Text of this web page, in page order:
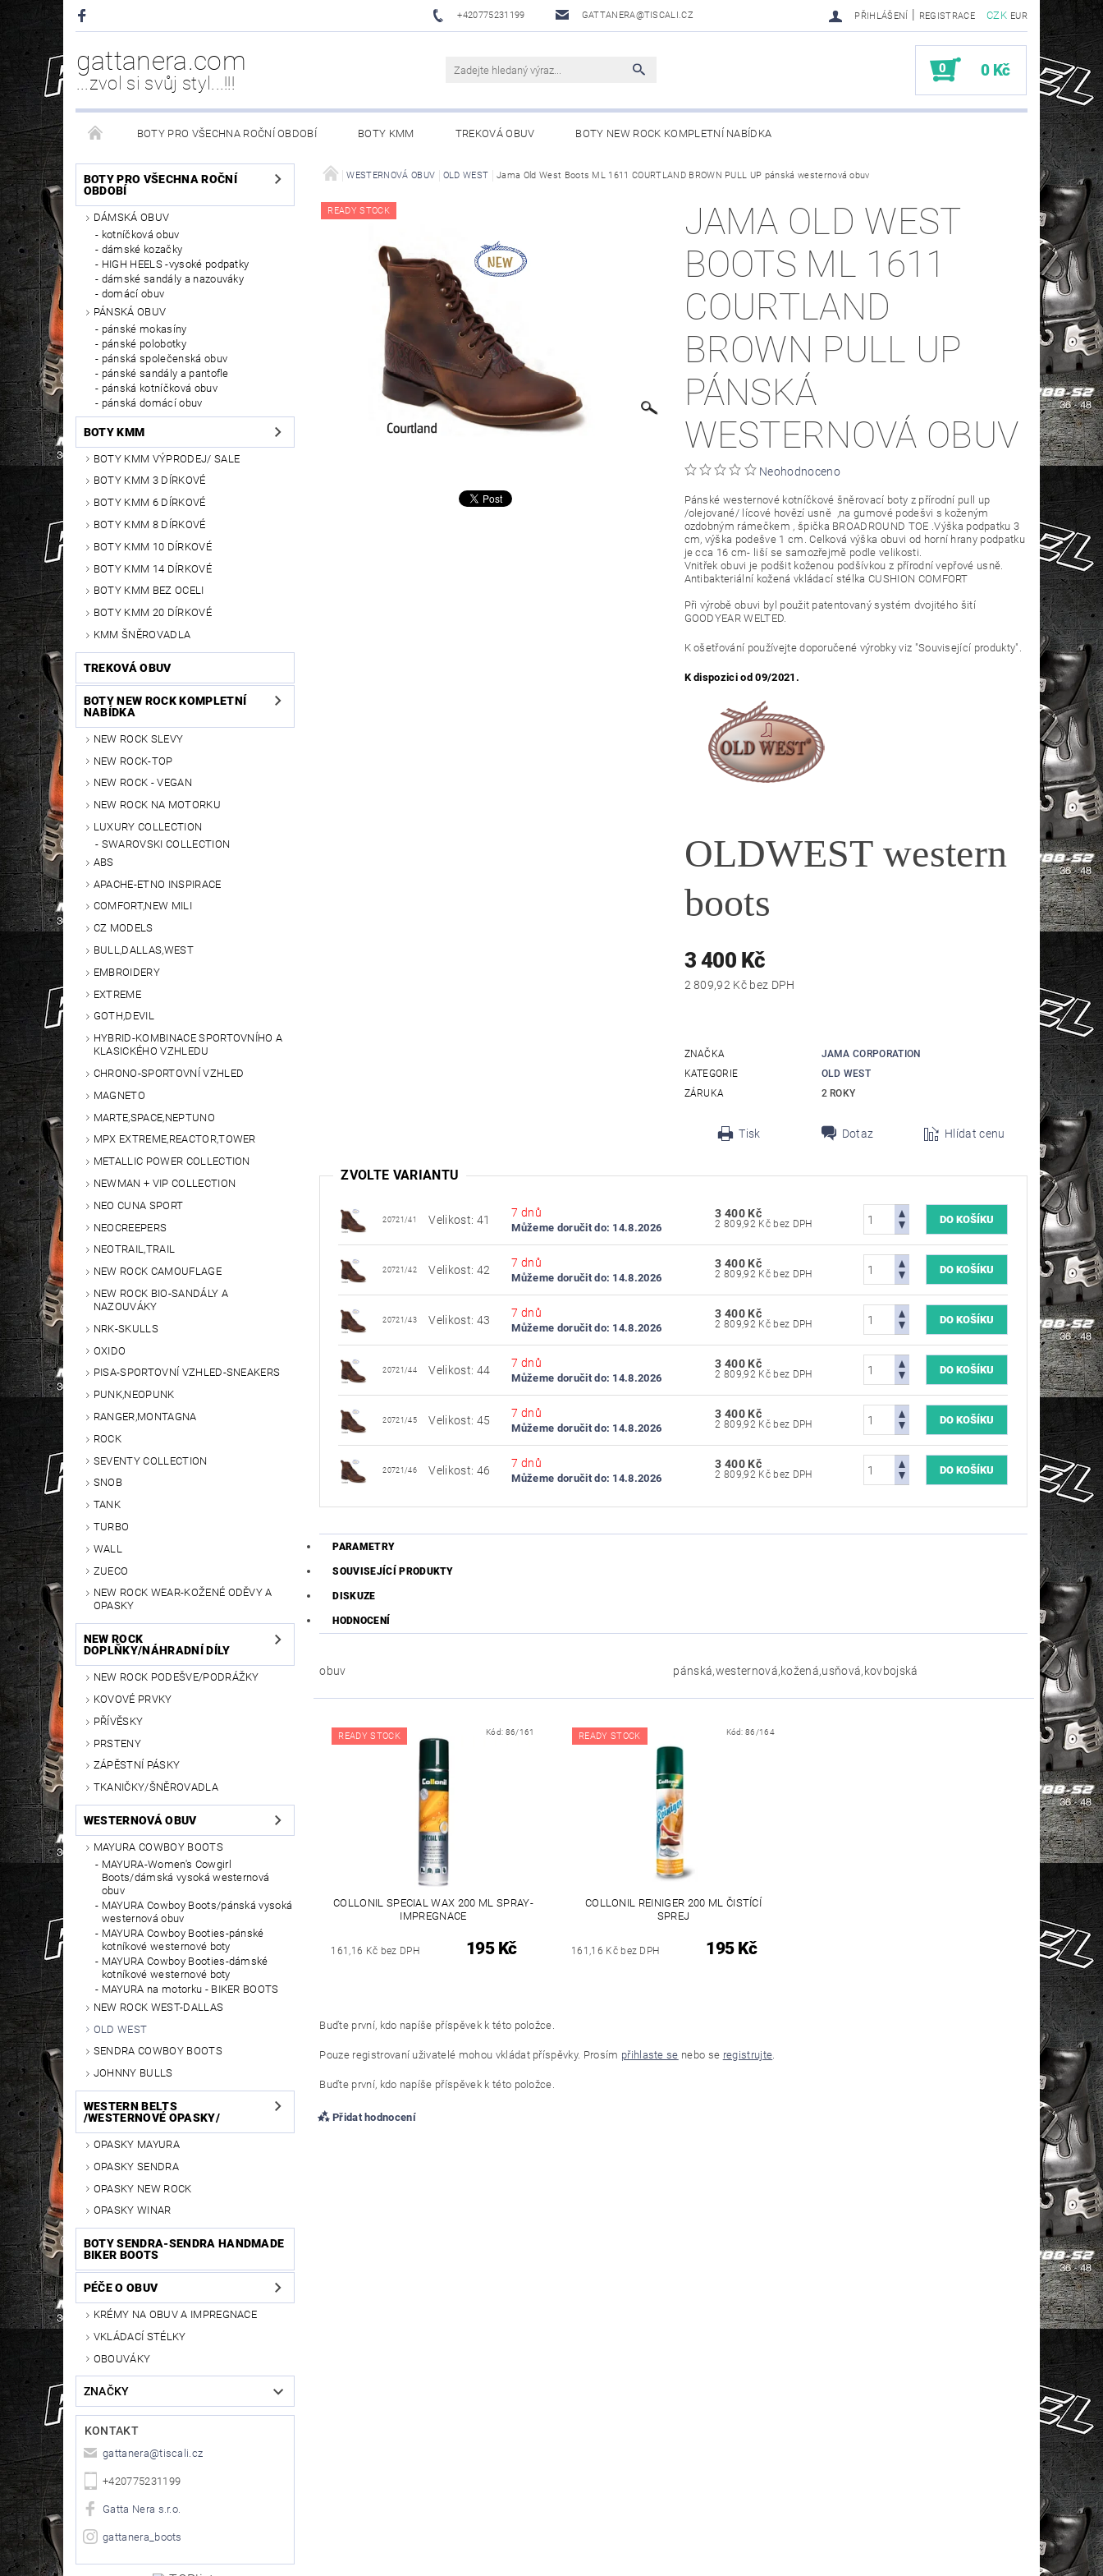
+420775231199 GATTANERA@TISCALI.CZ CZK EUR
PŘIHLÁŠENÍ | REGISTRACE
gattanera.com
...zvol si svůj styl...!!!
0 0 Kč
BOTY PRO VŠECHNA ROČNÍ OBDOBÍ BOTY KMM TREKOVÁ OBUV BOTY NEW ROCK KOMPLETNÍ NABÍDKA
NEW ROCK DOPLŇKY/NÁHRADNÍ DÍLY WESTERNOVÁ OBUV WESTERN BELTS /WESTERNOVÉ OPASKY/ BOTY SENDRA-SENDRA HANDMADE BIKER BOOTS
PÉČE O OBUV
BOTY PRO VŠECHNA ROČNÍ
OBDOBÍ
DÁMSKÁ OBUV
kotníčková obuv
dámské kozačky
HIGH HEELS -vysoké podpatky
dámské sandály a nazouváky
domácí obuv
PÁNSKÁ OBUV
pánské mokasíny
pánské polobotky
pánská společenská obuv
pánské sandály a pantofle
pánská kotníčková obuv
pánská domácí obuv
BOTY KMM
BOTY KMM VÝPRODEJ/ SALE
BOTY KMM 3 DÍRKOVÉ
BOTY KMM 6 DÍRKOVÉ
BOTY KMM 8 DÍRKOVÉ
BOTY KMM 10 DÍRKOVÉ
BOTY KMM 14 DÍRKOVÉ
BOTY KMM BEZ OCELI
BOTY KMM 20 DÍRKOVÉ
KMM ŠNĚROVADLA
TREKOVÁ OBUV
BOTY NEW ROCK KOMPLETNÍ
NABÍDKA
NEW ROCK SLEVY
NEW ROCK-TOP
NEW ROCK - VEGAN
NEW ROCK NA MOTORKU
LUXURY COLLECTION
SWAROVSKI COLLECTION
ABS
APACHE-ETNO INSPIRACE
COMFORT,NEW MILI
CZ MODELS
BULL,DALLAS,WEST
EMBROIDERY
EXTREME
GOTH,DEVIL
HYBRID-KOMBINACE SPORTOVNÍHO A
KLASICKÉHO VZHLEDU
CHRONO-SPORTOVNÍ VZHLED
MAGNETO
MARTE,SPACE,NEPTUNO
MPX EXTREME,REACTOR,TOWER
METALLIC POWER COLLECTION
NEWMAN + VIP COLLECTION
NEO CUNA SPORT
NEOCREEPERS
NEOTRAIL,TRAIL
NEW ROCK CAMOUFLAGE
NEW ROCK BIO-SANDÁLY A
NAZOUVÁKY
NRK-SKULLS
OXIDO
PISA-SPORTOVNÍ VZHLED-SNEAKERS
PUNK,NEOPUNK
RANGER,MONTAGNA
ROCK
SEVENTY COLLECTION
SNOB
TANK
TURBO
WALL
ZUECO
NEW ROCK WEAR-KOŽENÉ ODĚVY A
OPASKY
NEW ROCK
DOPLŇKY/NÁHRADNÍ DÍLY
NEW ROCK PODEŠVE/PODRÁŽKY
KOVOVÉ PRVKY
PŘÍVĚSKY
PRSTENY
ZÁPĚSTNÍ PÁSKY
TKANIČKY/ŠNĚROVADLA
WESTERNOVÁ OBUV
MAYURA COWBOY BOOTS
MAYURA-Women's Cowgirl
Boots/dámská vysoká westernová
obuv
MAYURA Cowboy Boots/pánská vysoká
westernová obuv
MAYURA Cowboy Booties-pánské
kotníkové westernové boty
MAYURA Cowboy Booties-dámské
kotníkové westernové boty
MAYURA na motorku - BIKER BOOTS
NEW ROCK WEST-DALLAS
OLD WEST
SENDRA COWBOY BOOTS
JOHNNY BULLS
WESTERN BELTS
/WESTERNOVÉ OPASKY/
OPASKY MAYURA
OPASKY SENDRA
OPASKY NEW ROCK
OPASKY WINAR
BOTY SENDRA-SENDRA HANDMADE
BIKER BOOTS
PÉČE O OBUV
KRÉMY NA OBUV A IMPREGNACE
VKLÁDACÍ STÉLKY
OBOUVÁKY
ZNAČKY
KONTAKT
gattanera@tiscali.cz
+420775231199
Gatta Nera s.r.o.
gattanera_boots
WESTERNOVÁ OBUV OLD WEST Jama Old West Boots ML 1611 COURTLAND BROWN PULL UP pánská westernová obuv
READY STOCK
JAMA OLD WEST
BOOTS ML 1611
COURTLAND
BROWN PULL UP
PÁNSKÁ
WESTERNOVÁ OBUV
Neohodnoceno
Pánské westernové kotníčkové šněrovací boty z přírodní pull up
/olejované/ lícové hovězí usně ,na gumové podešvi s koženým
ozdobným rámečkem , špička BROADROUND TOE .Výška podpatku 3
cm, výška podešve 1 cm. Celková výška obuvi od horní hrany podpatku
je cca 16 cm- liší se samozřejmě podle velikosti.
Vnitřek obuvi je podšit koženou podšívkou z přírodní vepřové usně.
Antibakteriální kožená vkládací stélka CUSHION COMFORT
Při výrobě obuvi byl použit patentovaný systém dvojitého šití
GOODYEAR WELTED.
K ošetřování používejte doporučené výrobky viz "Související produkty".
K dispozici od 09/2021.
OLDWEST western
boots
3 400 Kč
2 809,92 Kč bez DPH
ZNAČKA
JAMA CORPORATION
KATEGORIE
OLD WEST
ZÁRUKA
2 ROKY
Tisk Dotaz Hlídat cenu
ZVOLTE VARIANTU
20721/41 Velikost: 41
7 dnů
Můžeme doručit do: 14.8.2026
3 400 Kč
2 809,92 Kč bez DPH
20721/42 Velikost: 42
7 dnů
Můžeme doručit do: 14.8.2026
3 400 Kč
2 809,92 Kč bez DPH
20721/43 Velikost: 43
7 dnů
Můžeme doručit do: 14.8.2026
3 400 Kč
2 809,92 Kč bez DPH
20721/44 Velikost: 44
7 dnů
Můžeme doručit do: 14.8.2026
3 400 Kč
2 809,92 Kč bez DPH
20721/45 Velikost: 45
7 dnů
Můžeme doručit do: 14.8.2026
3 400 Kč
2 809,92 Kč bez DPH
20721/46 Velikost: 46
7 dnů
Můžeme doručit do: 14.8.2026
3 400 Kč
2 809,92 Kč bez DPH
PARAMETRY
SOUVISEJÍCÍ PRODUKTY
DISKUZE
HODNOCENÍ
obuv pánská,westernová,kožená,usňová,kovbojská
READY STOCK Kód: 86/161
COLLONIL SPECIAL WAX 200 ML SPRAY-
IMPREGNACE
161,16 Kč bez DPH 195 Kč
READY STOCK Kód:86/164
COLLONIL REINIGER 200 ML ČISTÍCÍ
SPREJ
161,16 Kč bez DPH 195 Kč
Buďte první, kdo napíše příspěvek k této položce.
Pouze registrovaní uživatelé mohou vkládat příspěvky. Prosím přihlaste se nebo se registrujte
Buďte první, kdo napíše příspěvek k této položce.
Přidat hodnocení